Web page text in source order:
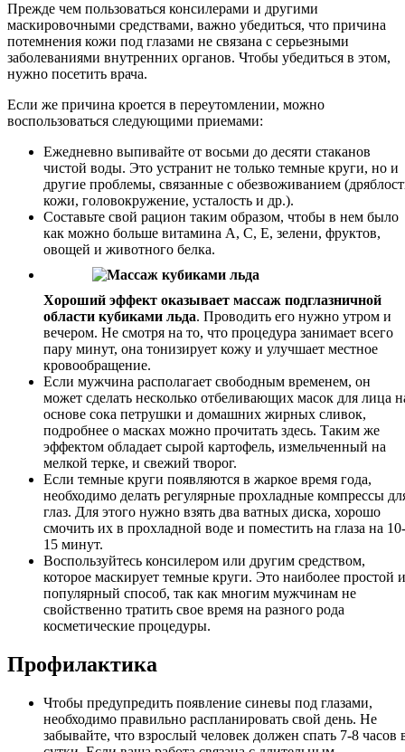
Прежде чем пользоваться консилерами и другими
маскировочными средствами, важно убедиться, что причина
потемнения кожи под глазами не связана с серьезными
заболеваниями внутренних органов. Чтобы убедиться в этом,
нужно посетить врача.
Если же причина кроется в переутомлении, можно
воспользоваться следующими приемами:
Ежедневно выпивайте от восьми до десяти стаканов
чистой воды. Это устранит не только темные круги, но и
другие проблемы, связанные с обезвоживанием
кожи, головокружение, усталость и др.).
Составьте свой рацион таким образом, чтобы в нем было
как можно больше витамина А, С, Е, зелени, фруктов,
овощей и животного белка.
Хороший эффект оказывает массаж подглазничной
области кубиками льда. Проводить его нужно утром и
вечером. Не смотря на то, что процедура занимает всего
пару минут, она тонизирует кожу и улучшает местное
кровообращение.
Если мужчина располагает свободным временем, он
может сделать несколько отбеливающих масок для лица
основе сока петрушки и домашних жирных сливок,
подробнее о масках можно прочитать здесь. Таким же
эффектом обладает сырой картофель, измельченный на
мелкой терке, и свежий творог.
Если темные круги появляются в жаркое время года,
необходимо делать регулярные прохладные компрессы
глаз. Для этого нужно взять два ватных диска, хорошо
смочить их в прохладной воде и поместить на глаза на 10-
15 минут.
Воспользуйтесь консилером или другим средством,
которое маскирует темные круги. Это наиболее простой и
популярный способ, так как многим мужчинам не
свойственно тратить свое время на разного рода
косметические процедуры.
Профилактика
Чтобы предупредить появление синевы под глазами,
необходимо правильно распланировать свой день. Не
забывайте, что взрослый человек должен спать 7-8 часов